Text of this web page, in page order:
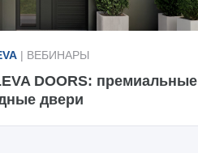
| ВЕБИНАРЫ
DOORS: премиальные
двери